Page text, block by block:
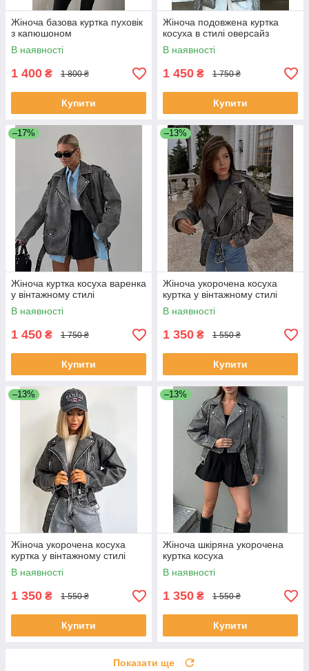
Жіноча базова куртка пуховік
з капюшоном
В наявності
1 400 ₴ 1 800 ₴
Купити
Жіноча подовжена куртка
косуха в стилі оверсайз
В наявності
1 450 ₴ 1 750 ₴
Купити
–17%
Жіноча куртка косуха варенка
у вінтажному стилі
В наявності
1 450 ₴ 1 750 ₴
Купити
–13%
Жіноча укорочена косуха
куртка у вінтажному стилі
В наявності
1 350 ₴ 1 550 ₴
Купити
–13%
Жіноча укорочена косуха
куртка у вінтажному стилі
В наявності
1 350 ₴ 1 550 ₴
Купити
–13%
Жіноча шкіряна укорочена
куртка косуха
В наявності
1 350 ₴ 1 550 ₴
Купити
Показати ще